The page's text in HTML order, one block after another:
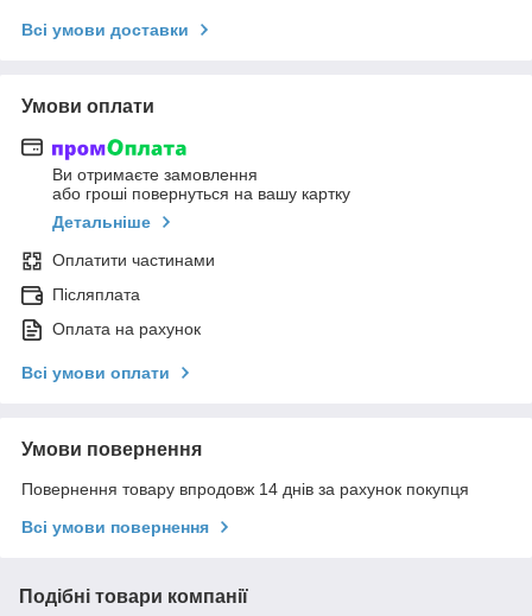
Всі умови доставки
Умови оплати
Ви отримаєте замовлення
або гроші повернуться на вашу картку
Детальніше
Оплатити частинами
Післяплата
Оплата на рахунок
Всі умови оплати
Умови повернення
Повернення товару впродовж 14 днів за рахунок покупця
Всі умови повернення
Подібні товари компанії